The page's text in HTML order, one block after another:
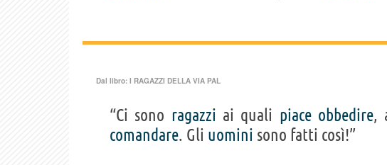
Dal libro: I RAGAZZI DELLA VIA PAL
“Ci sono ragazzi ai quali piace obbedire,
comandare. Gli uomini sono fatti così!”